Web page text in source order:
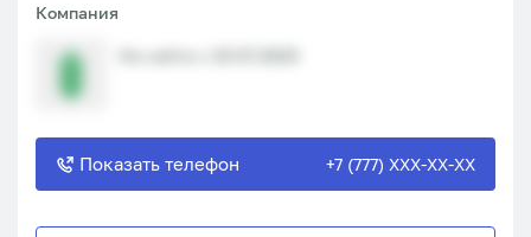
Компания
Показать телефон +7 (777) XXX-XX-XX